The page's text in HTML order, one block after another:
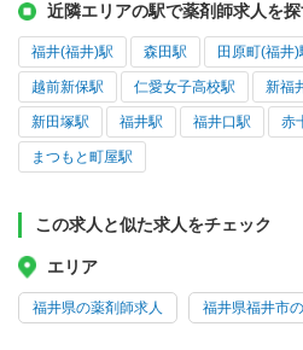
近隣エリアの駅で薬剤師求人を
福井(福井)駅 森田駅 田原町(福井)
越前新保駅 仁愛女子高校駅 新福
新田塚駅 福井駅 福井口駅 赤
まつもと町屋駅
この求人と似た求人をチェック
エリア
福井県の薬剤師求人 福井県福井市